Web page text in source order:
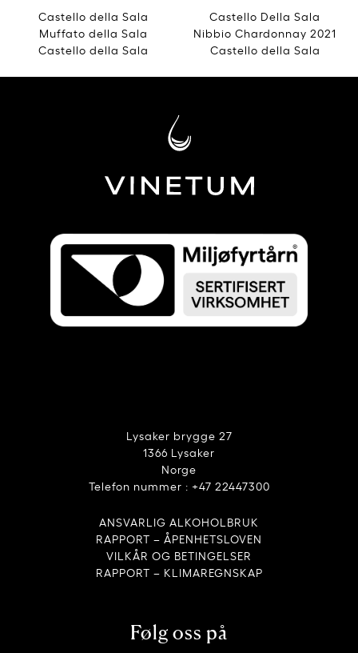
Castello della Sala
Muffato della Sala
Castello della Sala
Castello Della Sala
Nibbio Chardonnay 2021
Castello della Sala
Lysaker brygge 27
1366 Lysaker
Norge
Telefon nummer : +47 22447300
ANSVARLIG ALKOHOLBRUK
RAPPORT – ÅPENHETSLOVEN
VILKÅR OG BETINGELSER
RAPPORT – KLIMAREGNSKAP
Følg oss på